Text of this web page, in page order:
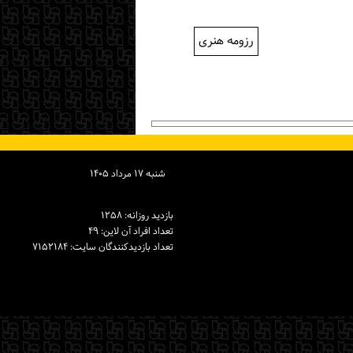
رزومه هنری
شنبه ۱۷ مرداد ۱۴۰۵
بازدید روزانه: ۱۲۵۸
تعداد افراد آن لاین: ۴۹
تعداد بازدیدكنندگان سایت: ۷۱۵۲۱۸۴